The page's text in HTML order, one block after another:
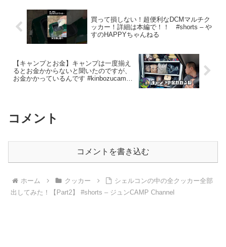
買って損しない！超便利なDCMマルチク
ッカー！詳細は本編で！！ #shorts – や
すのHAPPYちゃんねる
【キャンプとお金】キャンプは一度揃え
るとお金かからないと聞いたのですが、
お金かかっているんです #kinbozucamp #
コメント
コメントを書き込む
ホーム クッカー
シェルコンの中の全クッカー全部
出してみた！【Part2】 #shorts – ジュンCAMP Channel